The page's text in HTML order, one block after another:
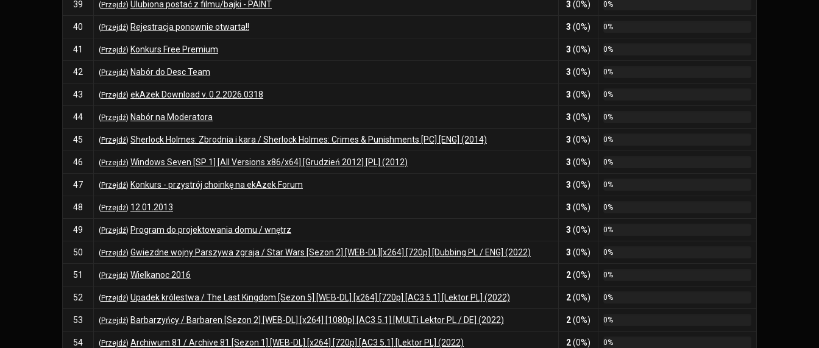
39 ( Przejdź) Ulubiona postać z filmu/bajki - PAINT 3 (0%) 0%
40 ( Przejdź) Rejestracja ponownie otwarta!! 3 (0%) 0%
41 ( Przejdź) Konkurs Free Premium 3 (0%) 0%
42 ( Przejdź) Nabór do Desc Team 3 (0%) 0%
43 ( Przejdź) ekAzek Download v. 0.2.2026.0318 3 (0%) 0%
44 ( Przejdź) Nabór na Moderatora 3 (0%) 0%
45 ( Przejdź) Sherlock Holmes: Zbrodnia i kara / Sherlock Holmes: Crimes & Punishments [PC] [ENG] (2014) 3 (0%) 0%
46 ( Przejdź) Windows Seven [SP 1] [All Versions x86/x64] [Grudzień 2012] [PL] (2012) 3 (0%) 0%
47 ( Przejdź) Konkurs - przystrój choinkę na ekAzek Forum 3 (0%) 0%
48 ( Przejdź) 12.01.2013 3 (0%) 0%
49 ( Przejdź) Program do projektowania domu / wnętrz 3 (0%) 0%
50 ( Przejdź) Gwiezdne wojny Parszywa zgraja / Star Wars [Sezon 2] [WEB-DL][x264] [720p] [Dubbing PL / ENG] (2022) 3 (0%) 0%
51 ( Przejdź) Wielkanoc 2016 2(0%) 0%
52 ( Przejdź) Upadek królestwa / The Last Kingdom [Sezon 5] [WEB-DL] [x264] [720p] [AC3 5.1] [Lektor PL] (2022) 2(0%) 0%
53 ( Przejdź) Barbarzyńcy / Barbaren [Sezon 2] [WEB-DL] [x264] [1080p] [AC3 5.1] [MULTi Lektor PL / DE] (2022) 2(0%) 0%
54 ( Przejdź) Archiwum 81 / Archive 81 [Sezon 1] [WEB-DL] [x264] [720p] [AC3 5.1] [Lektor PL] (2022) 2(0%) 0%